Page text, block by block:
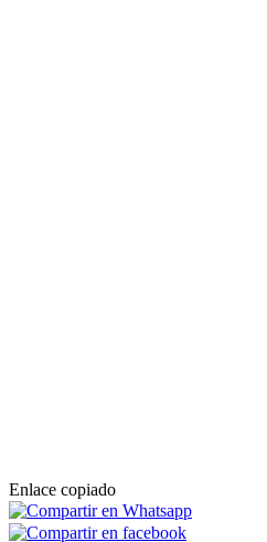
Enlace copiado